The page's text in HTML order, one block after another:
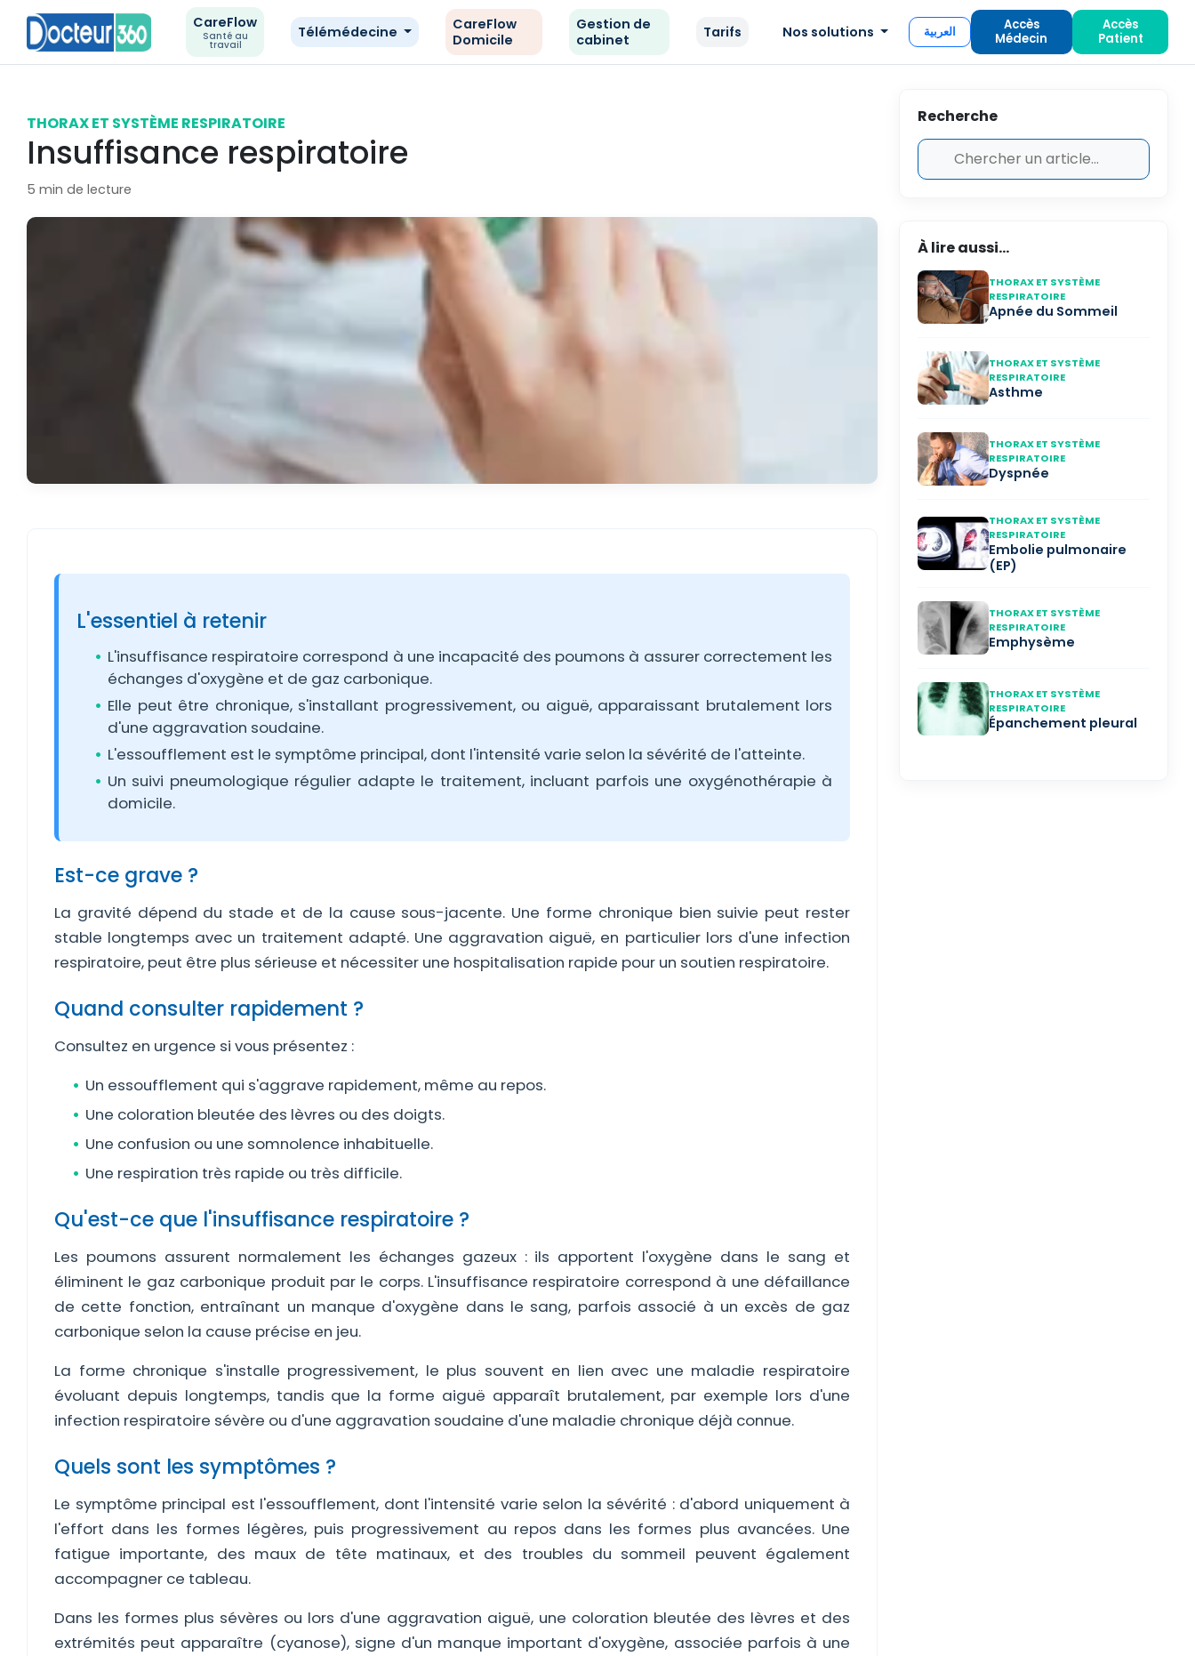
CareFlow
Santé au
travail
Télémédecine
CareFlow
Domicile
Gestion de
cabinet
Tarifs Nos solutions العربية
Accès
Médecin
Accès
Patient
THORAX ET SYSTÈME RESPIRATOIRE
Insuffisance respiratoire
5 min de lecture
L'essentiel à retenir
L'insuffisance respiratoire correspond à une incapacité des poumons à assurer correctement les
échanges d'oxygène et de gaz carbonique.
Elle peut être chronique, s'installant progressivement, ou aiguë, apparaissant brutalement lors
d'une aggravation soudaine.
L'essoufflement est le symptôme principal, dont l'intensité varie selon la sévérité de l'atteinte.
Un suivi pneumologique régulier adapte le traitement, incluant parfois une oxygénothérapie à
domicile.
Est-ce grave ?
La gravité dépend du stade et de la cause sous-jacente. Une forme chronique bien suivie peut rester
stable longtemps avec un traitement adapté. Une aggravation aiguë, en particulier lors d'une infection
respiratoire, peut être plus sérieuse et nécessiter une hospitalisation rapide pour un soutien respiratoire.
Quand consulter rapidement ?
Consultez en urgence si vous présentez :
Un essoufflement qui s'aggrave rapidement, même au repos.
Une coloration bleutée des lèvres ou des doigts.
Une confusion ou une somnolence inhabituelle.
Une respiration très rapide ou très difficile.
Qu'est-ce que l'insuffisance respiratoire ?
Les poumons assurent normalement les échanges gazeux : ils apportent l'oxygène dans le sang et
éliminent le gaz carbonique produit par le corps. L'insuffisance respiratoire correspond à une défaillance
de cette fonction, entraînant un manque d'oxygène dans le sang, parfois associé à un excès de gaz
carbonique selon la cause précise en jeu.
La forme chronique s'installe progressivement, le plus souvent en lien avec une maladie respiratoire
évoluant depuis longtemps, tandis que la forme aiguë apparaît brutalement, par exemple lors d'une
infection respiratoire sévère ou d'une aggravation soudaine d'une maladie chronique déjà connue.
Quels sont les symptômes ?
Le symptôme principal est l'essoufflement, dont l'intensité varie selon la sévérité : d'abord uniquement à
l'effort dans les formes légères, puis progressivement au repos dans les formes plus avancées. Une
fatigue importante, des maux de tête matinaux, et des troubles du sommeil peuvent également
accompagner ce tableau.
Dans les formes plus sévères ou lors d'une aggravation aiguë, une coloration bleutée des lèvres et des
extrémités peut apparaître (cyanose), signe d'un manque important d'oxygène, associée parfois à une
Recherche
À lire aussi...
THORAX ET SYSTÈME
RESPIRATOIRE
Apnée du Sommeil
THORAX ET SYSTÈME
RESPIRATOIRE
Asthme
THORAX ET SYSTÈME
RESPIRATOIRE
Dyspnée
THORAX ET SYSTÈME
RESPIRATOIRE
Embolie pulmonaire
(EP)
THORAX ET SYSTÈME
RESPIRATOIRE
Emphysème
THORAX ET SYSTÈME
RESPIRATOIRE
Épanchement pleural